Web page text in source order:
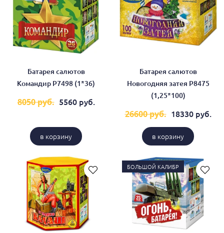
Батарея салютов
Командир Р7498 (1*36)
8050 руб. 5560 руб.
в корзину
Батарея салютов
Новогодняя затея Р8475
(1,25*100)
26600 руб. 18330 руб.
в корзину
БОЛЬШОЙ КАЛИБР